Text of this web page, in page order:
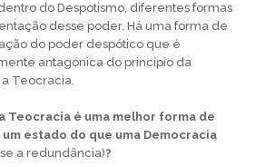
do Despotismo, diferentes formas
desse poder. Há uma forma de
do poder despótico que é
antagónica do princípio da
Teocracia.
Teocracia é uma melhor forma de
estado do que uma Democracia
a redundância)?